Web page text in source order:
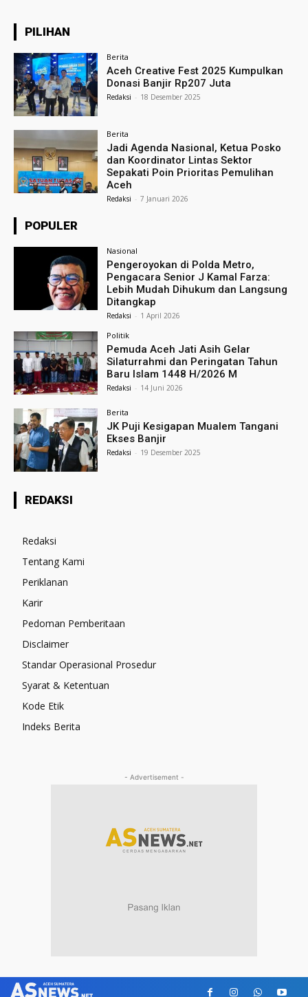
PILIHAN
Berita
Aceh Creative Fest 2025 Kumpulkan
Donasi Banjir Rp207 Juta
Redaksi - 18 Desember 2025
Berita
Jadi Agenda Nasional, Ketua Posko
dan Koordinator Lintas Sektor
Sepakati Poin Prioritas Pemulihan
Aceh
Redaksi - 7 Januari 2026
POPULER
Nasional
Pengeroyokan di Polda Metro,
Pengacara Senior J Kamal Farza:
Lebih Mudah Dihukum dan Langsung
Ditangkap
Redaksi - 1 April 2026
Politik
Pemuda Aceh Jati Asih Gelar
Silaturrahmi dan Peringatan Tahun
Baru Islam 1448 H/2026 M
Redaksi - 14 Juni 2026
Berita
JK Puji Kesigapan Mualem Tangani
Ekses Banjir
Redaksi - 19 Desember 2025
REDAKSI
Redaksi
Tentang Kami
Periklanan
Karir
Pedoman Pemberitaan
Disclaimer
Standar Operasional Prosedur
Syarat & Ketentuan
Kode Etik
Indeks Berita
- Advertisement -